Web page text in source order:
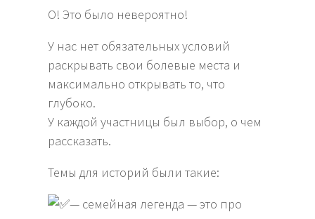
О! Это было невероятно!
У нас нет обязательных условий
раскрывать свои болевые места и
максимально открывать то, что
глубоко.
У каждой участницы был выбор, о чем
рассказать.
Темы для историй были такие:
— семейная легенда — это про